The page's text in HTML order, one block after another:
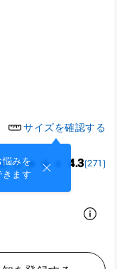
サイズを確認する
みを
きます
4.3(271)